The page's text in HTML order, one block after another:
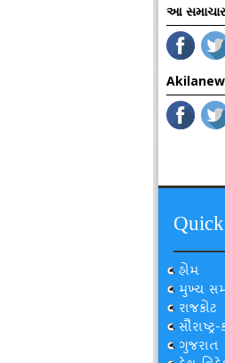
આ
હોમ
મુખ્ય
રાજકોટ
ગુજરાત